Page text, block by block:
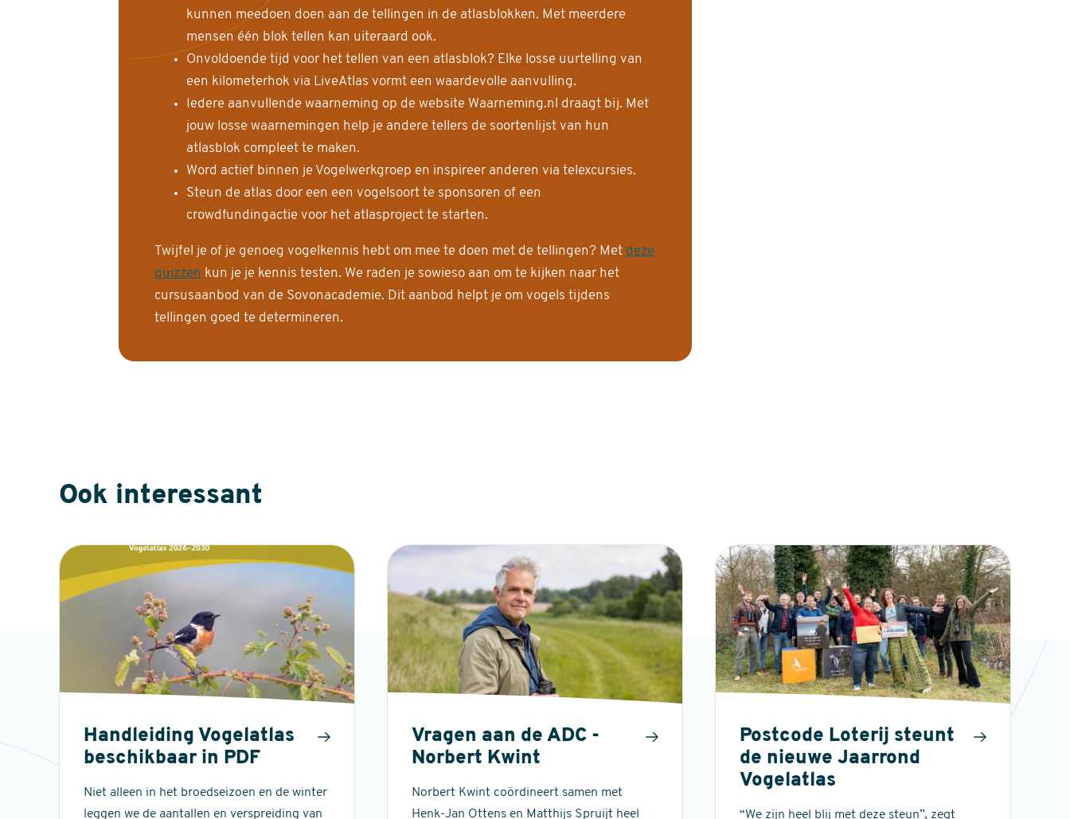
kunnen meedoen doen aan de tellingen in de atlasblokken. Met meerdere
mensen één blok tellen kan uiteraard ook.
Onvoldoende tijd voor het tellen van een atlasblok? Elke losse uurtelling van
een kilometerhok via LiveAtlas vormt een waardevolle aanvulling.
Iedere aanvullende waarneming op de website Waarneming.nl draagt bij. Met
jouw losse waarnemingen help je andere tellers de soortenlijst van hun
atlasblok compleet te maken.
Word actief binnen je Vogelwerkgroep en inspireer anderen via telexcursies.
Steun de atlas door een een vogelsoort te sponsoren of een
crowdfundingactie voor het atlasproject te starten.
Twijfel je of je genoeg vogelkennis hebt om mee te doen met de tellingen? Met deze
quizzen kun je je kennis testen. We raden je sowieso aan om te kijken naar het
cursusaanbod van de Sovonacademie. Dit aanbod helpt je om vogels tijdens
tellingen goed te determineren.
Ook interessant
Handleiding Vogelatlas
beschikbaar in PDF
Niet alleen in het broedseizoen en de winter
leggen we de aantallen en verspreiding van
Vragen aan de ADC -
Norbert Kwint
Norbert Kwint coördineert samen met
Henk-Jan Ottens en Matthijs Spruijt heel
Postcode Loterij steunt
de nieuwe Jaarrond
Vogelatlas
“We zijn heel blij met deze steun”, zegt